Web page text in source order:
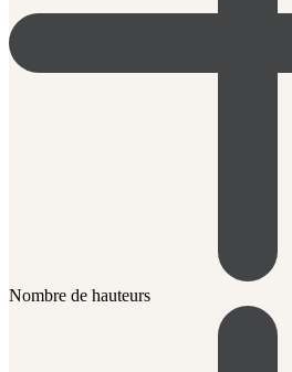
Nombre de hauteurs